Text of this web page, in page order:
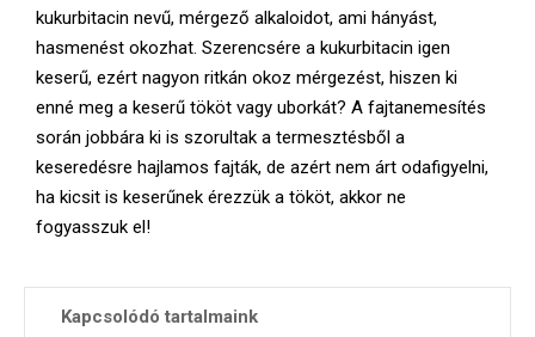
kukurbitacin nevű, mérgező alkaloidot, ami hányást,
hasmenést okozhat. Szerencsére a kukurbitacin igen
keserű, ezért nagyon ritkán okoz mérgezést, hiszen ki
enné meg a keserű tököt vagy uborkát? A fajtanemesítés
során jobbára ki is szorultak a termesztésből a
keseredésre hajlamos fajták, de azért nem árt odafigyelni,
ha kicsit is keserűnek érezzük a tököt, akkor ne
fogyasszuk el!
Kapcsolódó tartalmaink